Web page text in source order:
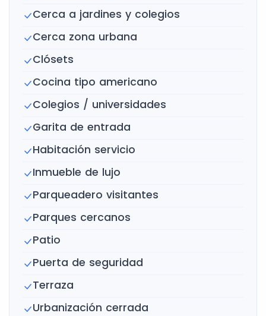
Cerca a jardines y colegios
Cerca zona urbana
Clósets
Cocina tipo americano
Colegios / universidades
Garita de entrada
Habitación servicio
Inmueble de lujo
Parqueadero visitantes
Parques cercanos
Patio
Puerta de seguridad
Terraza
Urbanización cerrada